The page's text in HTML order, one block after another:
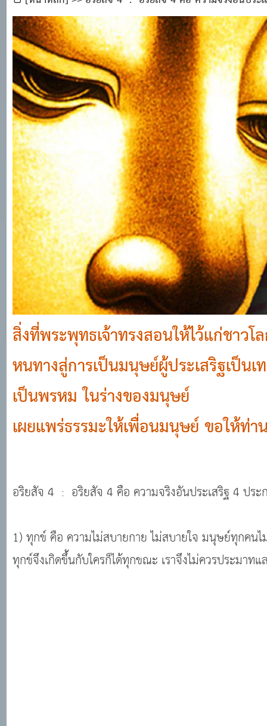
สิ่งที่พระพุทธเจ้าทรงสอนให้ไว้แก่ชาวโ
หนทางสู่การเป็นมนุษย์ผู้ประเสริฐเป็นเ
เป็นพรหม ในร่างของมนุษย์
เผยแพร่ธรรมะให้เพื่อนมนุษย์ ขอให้ท่
อริยสัจ 4 : อริยสัจ 4 คือ ความจริงอันประเสริฐ 4 ปร
1) ทุกข์ คือ ความไม่สบายกาย ไม่สบายใจ มนุษย์ทุกคน
ทุกข์จึงเกิดขึ้นกับใครก็ได้ทุกขณะ เราจึงไม่ควรประมา